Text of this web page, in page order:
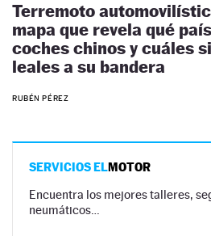
Terremoto
mapa que revela qué
coches chinos y cuáles
leales a su bandera
RUBÉN PÉREZ
SERVICIOS ELMOTOR
Encuentra los mejores talleres,
neumáticos…